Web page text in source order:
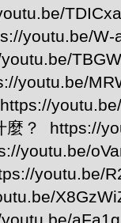
youtu.be/W-
youtu.be/
麼？ https://
youtu.be/
youtu.be/